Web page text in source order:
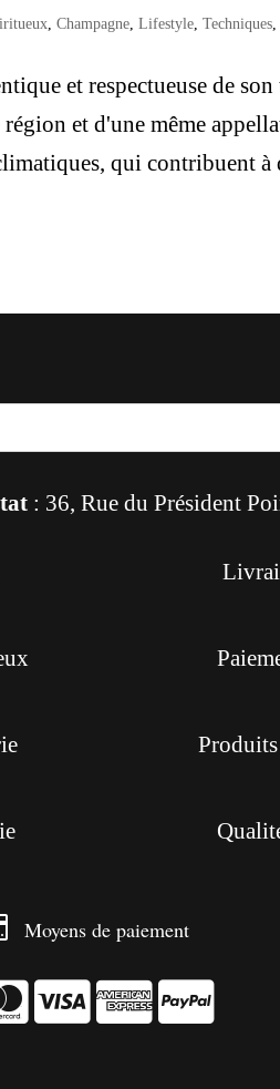
,Champagne,Lifestyle,Techniques
et respectueuse de
et d'une même
qui contribuent à
: 36, Rue du Président
Moyens de paiement
 